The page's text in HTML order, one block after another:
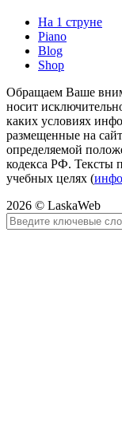
На 1 струне
Piano
Blog
Shop
Обращаем Ваше
носит
каких условиях
размещенные на
определяемой
кодекса РФ. Тексты
учебных целях (
2026 © LaskaWeb